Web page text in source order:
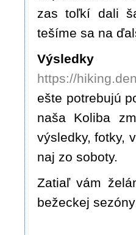
zas toľkí dali
tešíme sa na
Výsledky
https://
ešte potrebujú
naša Koliba
výsledky, fotky,
naj zo soboty.
Zatiaľ vám
bežeckej